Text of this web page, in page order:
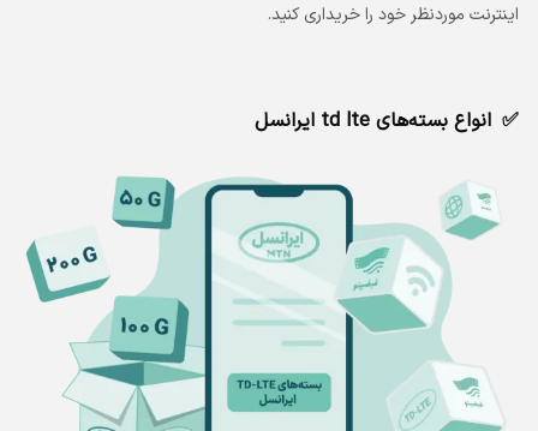
اینترنت موردنظر خود را خریداری کنید.
انواع بسته‌های td lte ایرانسل